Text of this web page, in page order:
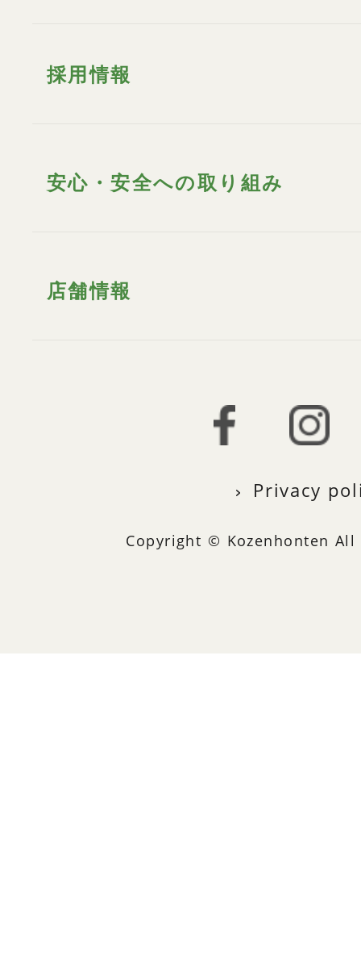
採用情報
安心・安全への取り組み
店舗情報
Privacy
Copyright © Kozenhonten All